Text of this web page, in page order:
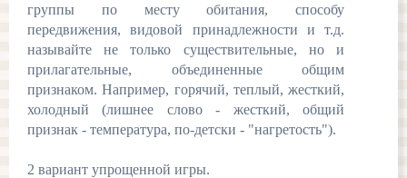
группы по месту обитания, способу
передвижения, видовой принадлежности и т.д.
называйте не только существительные, но и
прилагательные, объединенные общим
признаком. Например, горячий, теплый, жесткий,
холодный (лишнее слово - жесткий, общий
признак - температура, по-детски - "нагретость").
2 вариант упрощенной игры.